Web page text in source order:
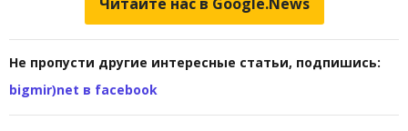
Читайте нас в Google.News
Не пропусти другие интересные статьи, подпишись:
bigmir)net в facebook